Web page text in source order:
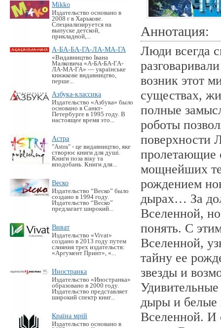
Mikko
Издательство основано в
2008 г в Харькове.
Специализируется на
выпуске детской,
прикладной,...
А-БА-БА-ГА-ЛА-МА-ГА
«Видавництво Івана
Малковича «А-БА-БА-ГА-
ЛА-МА-ГА» — українське
книжкове видавництво,
перше...
Азбука-классика
Издательство «Азбука» было
основано в Санкт-
Петербурге в 1995 году. В
настоящее время это...
Астра
"Astra" - це видавництво, яке
створює книги для душі.
Книги поза віку та
вподобань. Книги для...
Веско
Издательство “Веско” было
создано в 1994 году.
Издательство “Веско”
предлагает широкий...
Виват
Издательство «Vivat»
создано в 2013 году путем
слияния трех издательств:
«Аргумент Принт», «...
Иностранка
Издательство «Иностранка»
образовано в 2000 году.
Издательство представляет
широкий спектр книг...
Країна мрій
Издательство основано в
Аннотация:
Люди всегда
возник этот
существах,
полные
роботы
поверхности
пролетающие
мощнейших
рождением
дырах… За
Вселенной,
понять. С
Вселенной,
тайну ее
звезды и
дыры и белые
Вселенной. И